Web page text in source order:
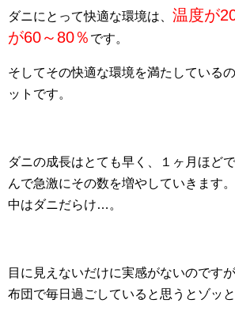
ダニにとって快適な環境は、 温度が
が60～80％ です。
そしてその快適な環境を満たしている
ットです。
ダニの成長はとても早く、１ヶ月ほど
んで急激にその数を増やしていきます
中はダニだらけ…。
目に見えないだけに実感がないのです
布団で毎日過ごしていると思うとゾッ